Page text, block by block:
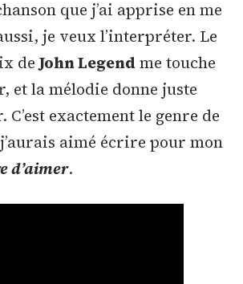
que j’ai apprise en me
je veux l’interpréter. Le
deJohn Legend me touche
et la mélodie donne juste
C’est exactement le genre de
aimé écrire pour mon
d’aimer.